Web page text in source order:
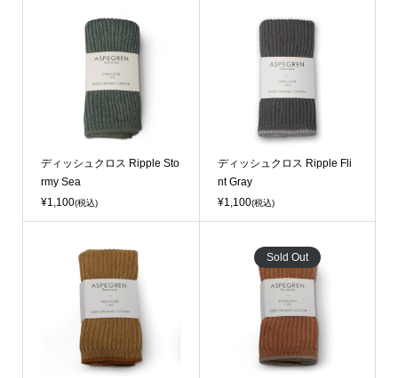
ディッシュクロス Ripple Sto
rmy Sea
¥1,100(税込)
ディッシュクロス Ripple Fli
nt Gray
¥1,100(税込)
Sold Out